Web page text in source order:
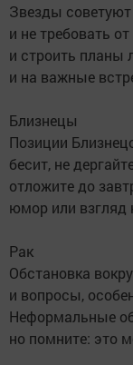
Звезды
и не требовать
и строить планы
и на важные
Близнецы
Позиции
бесит, не
отложите до
юмор или взгляд
Рак
Обстановка
и вопросы,
Неформальные
но помните: это